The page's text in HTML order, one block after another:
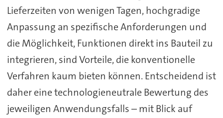
Lieferzeiten von wenigen Tagen, hochgradige
Anpassung an spezifische Anforderungen und
die Möglichkeit, Funktionen direkt ins Bauteil zu
integrieren, sind Vorteile, die konventionelle
Verfahren kaum bieten können. Entscheidend ist
daher eine technologieneutrale Bewertung des
jeweiligen Anwendungsfalls – mit Blick auf